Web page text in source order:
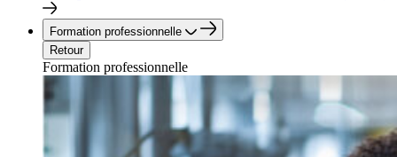
Formation professionnelle
Retour
Formation professionnelle